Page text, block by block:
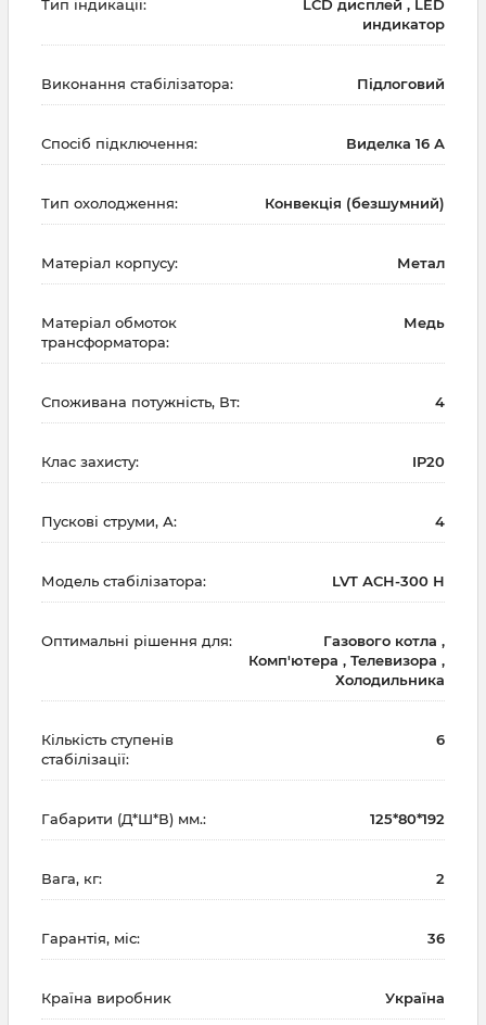
Тип індикації:
LCD дисплей , LED
индикатор
Виконання стабілізатора: Підлоговий
Спосіб підключення: Виделка 16 А
Тип охолодження: Конвекція (безшумний)
Матеріал корпусу: Метал
Матеріал обмоток
трансформатора:
Медь
Споживана потужність, Вт: 4
Клас захисту: IP20
Пускові струми, А: 4
Модель стабілізатора: LVT АСН-300 Н
Оптимальні рішення для:
Газового котла ,
Комп'ютера , Телевизора ,
Холодильника
Кількість ступенів
стабілізації:
6
Габарити (Д*Ш*В) мм.: 125*80*192
Вага, кг: 2
Гарантія, міс: 36
Країна виробник Україна